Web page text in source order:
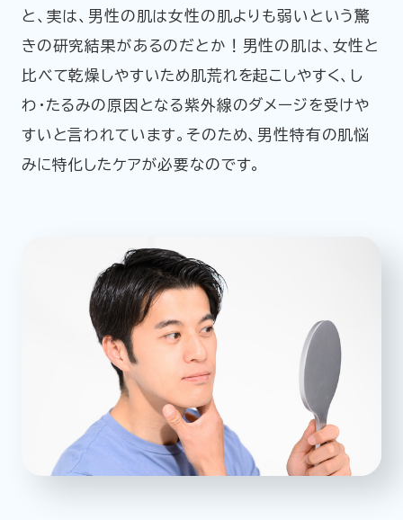
と、実は、男性の肌は女性の肌よりも弱いという驚
きの研究結果があるのだとか！男性の肌は、女性と
比べて乾燥しやすいため肌荒れを起こしやすく、し
わ・たるみの原因となる紫外線のダメージを受けや
すいと言われています。そのため、男性特有の肌悩
みに特化したケアが必要なのです。